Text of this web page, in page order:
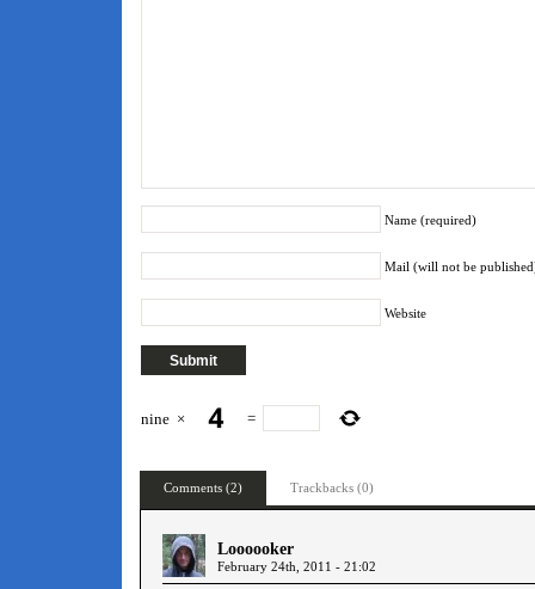
Name (required)
Mail (will not be
Website
nine × =
Comments (2) Trackbacks (0)
Loooooker
February 24th, 2011 - 21:02